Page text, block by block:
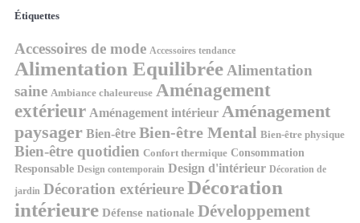
Étiquettes
Accessoires de mode Accessoires tendance
Alimentation Equilibrée Alimentation
saine Ambiance chaleureuse Aménagement
extérieur Aménagement intérieur Aménagement
paysager Bien-être Bien-être Mental Bien-être physique
Bien-être quotidien Confort thermique Consommation
Responsable Design contemporain Design d'intérieur Décoration de
jardin Décoration extérieureDécoration
intérieure Défense nationale Développement